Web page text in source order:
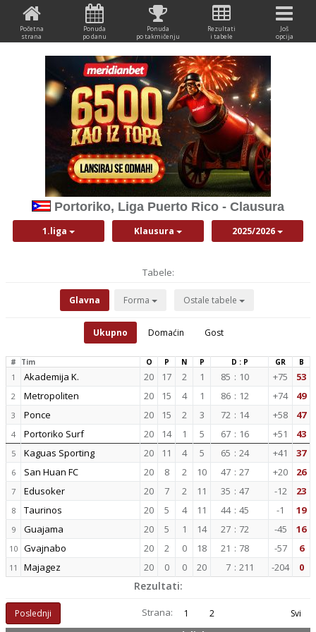
Početna
strana
Ponuda
po danu
Ponuda
po takmičenju
Rezultati
i tabele
Još
opcija
Portoriko, Liga Puerto Rico - Clausura
1.liga Klausura 2025/2026
Tabele:
Glavna Forma Ostale tabele
Ukupno Domaćin Gost
# Tim O P N P D : P GR B
1 Akademija K. 20 17 2 1 85 : 10 +75 53
2 Metropoliten 20 15 4 1 86 : 12 +74 49
3 Ponce 20 15 2 3 72 : 14 +58 47
4 Portoriko Surf 20 14 1 5 67 : 16 +51 43
5 Kaguas Sporting 20 11 4 5 65 : 24 +41 37
6 San Huan FC 20 8 2 10 47 : 27 +20 26
7 Edusoker 20 7 2 11 35 : 47 -12 23
8 Taurinos 20 5 4 11 44 : 45 -1 19
9 Guajama 20 5 1 14 27 : 72 -45 16
10 Gvajnabo 20 2 0 18 21 : 78 -57 6
11 Majagez 20 0 0 20 7 : 211 -204 0
Rezultati:
Poslednji Strana: 1 2
Svi